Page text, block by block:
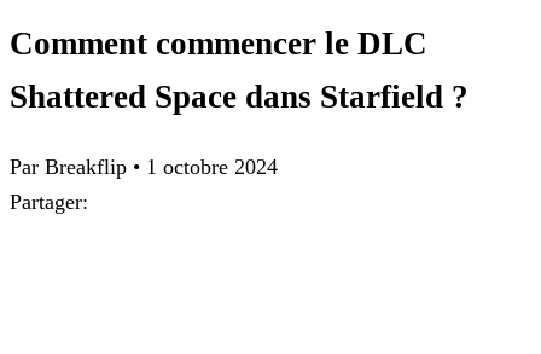
Comment commencer le DLC
Shattered Space dans Starfield ?
Par Breakflip • 1 octobre 2024
Partager: